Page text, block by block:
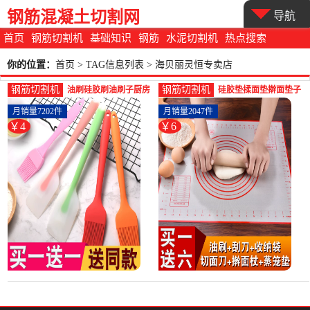
首页 钢筋切割机 基础知识 钢筋 水泥切割机 热点搜索
钢筋混凝土切割网 导航
你的位置： 首页 > TAG信息列表 > 海贝丽灵恒专卖店
钢筋切割机
油刷硅胶刷油刷子厨房
烙饼烧烤工具家用耐高
温小刷子烘-钢筋切割工
具(海贝丽灵恒专卖店仅
售3.8元)
￥4
月销量7202件
钢筋切割机
硅胶垫揉面垫擀面垫子
家用和面板塑料食品级
不粘案板烘-钢筋切割工
具(海贝丽灵恒专卖店仅
售5.8元)
￥6
月销量2047件